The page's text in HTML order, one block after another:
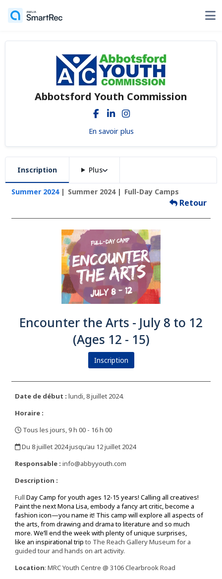
Abbotsford Youth Commission
En savoir plus
Inscription Plus
Summer 2024 Summer 2024 Full-Day Camps
Retour
Encounter the Arts - July 8 to 12
(Ages 12 - 15)
Inscription
Date de début : lundi, 8 juillet 2024.
Horaire :
Tous les jours, 9 h 00 - 16 h 00
Du 8 juillet 2024 jusqu'au 12 juillet 2024
Responsable : info@abbyyouth.com
Description :
Full Day Camp for youth ages 12-15 years! Calling all creatives!
Paint the next Mona Lisa, embody a fancy art critic, become a
fashion icon—you name it! This camp will explore all aspects of
the arts, from drawing and drama to literature and so much
more. We’ll end the week with plenty of unique surprises,
like an inspirational trip to The Reach Gallery Museum for a
guided tour and hands on art activity.
Location: MRC Youth Centre @ 3106 Clearbrook Road